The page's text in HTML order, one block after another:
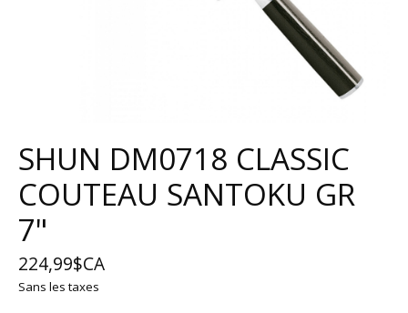
SHUN DM0718 CLASSIC
COUTEAU SANTOKU GR
7"
224,99$CA
Sans les taxes